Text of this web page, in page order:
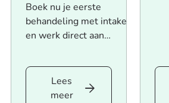
Boek nu je eerste
behandeling met intake
en werk direct aan
gezondheid.
Lees
Lees
meer
Lees